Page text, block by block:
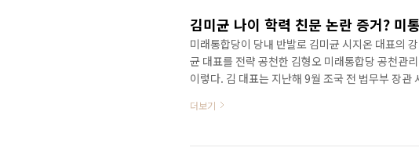
미래통합당이 당내 반발로 김미균 시지온 대표의
균 대표를 전략 공천한 김형오 미래통합당 공천관
이렇다. 김 대표는 지난해 9월 조국 전 법무부 장
다정한 선물을 받은 듯했다"는 글을 SNS에 올렸다
을 때 문재인 대통령이 보낸 추석 선물에 감사하다
더보기